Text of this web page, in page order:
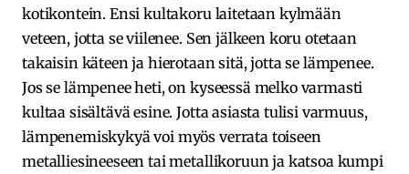
kotikontein. Ensi kultakoru laitetaan kylmään
veteen, jotta se viilenee. Sen jälkeen koru otetaan
takaisin käteen ja hierotaan sitä, jotta se lämpenee.
Jos se lämpenee heti, on kyseessä melko varmasti
kultaa sisältävä esine. Jotta asiasta tulisi varmuus,
lämpenemiskykyä voi myös verrata toiseen
metalliesineeseen tai metallikoruun ja katsoa kumpi